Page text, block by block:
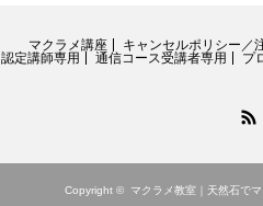
マクラメ講座
キャンセルポリシー／
認定講師専用
通信コース受講者専用 プ
Copyright © マクラメ教室｜天然石で